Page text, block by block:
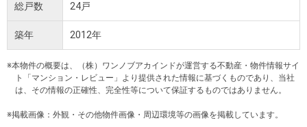
中古
マン
ショ
ンを
探す
新
中古
一戸
建て
を探
無
査
定
売
相
談
AI
店舗のご
案内（首
都圏）
店舗のご
古屋）
店舗のご
西）
ごあいさ
つ
会社概
MUFG
経営ビジ
ョン
組織図
役員一
覧
新卒採用
情報
キャリア
法人のお客さま
総戸数 24戸
築年 2012年
※本物件の概要は、（株）ワンノブアカインドが運営する不動産・物件情報サイ
ト「マンション・レビュー」より提供された情報に基づくものであり、当社
は、その情報の正確性、完全性等について保証するものではありません。
※掲載画像：外観・その他物件画像・周辺環境等の画像を掲載しています。